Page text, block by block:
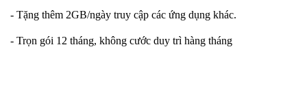
- Tặng thêm 2GB/ngày truy cập các ứng dụng khác.
- Trọn gói 12 tháng, không cước duy trì hàng tháng